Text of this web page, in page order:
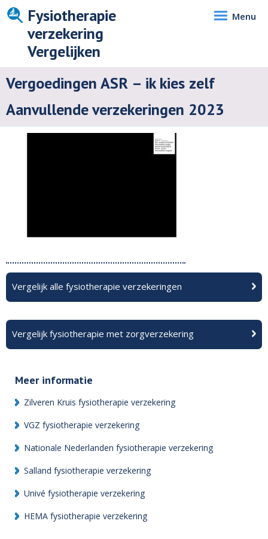
Fysiotherapie
verzekering
Vergelijken
Menu
Vergoedingen ASR – ik kies zelf
Aanvullende verzekeringen 2023
Vergelijk alle fysiotherapie verzekeringen
Vergelijk fysiotherapie met zorgverzekering
Meer informatie
Zilveren Kruis fysiotherapie verzekering
VGZ fysiotherapie verzekering
Nationale Nederlanden fysiotherapie verzekering
Salland fysiotherapie verzekering
Univé fysiotherapie verzekering
HEMA fysiotherapie verzekering